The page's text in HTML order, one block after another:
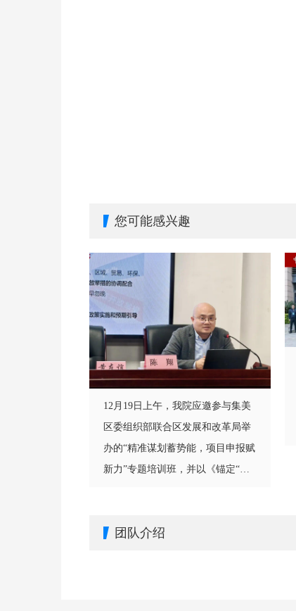
您可能感兴趣
12月19日上午，我院应邀参与集美
区委组织部联合区发展和改革局举
办的“精准谋划蓄势能，项目申报赋
新力”专题培训班，并以《锚定“十
部门、各镇街、区属国企分管领导
团队介绍